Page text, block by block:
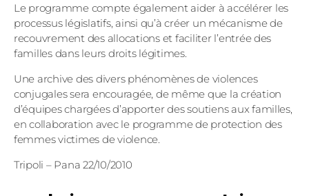
Le programme compte également aider à accélérer les
processus législatifs, ainsi qu’à créer un mécanisme de
recouvrement des allocations et faciliter l’entrée des
familles dans leurs droits légitimes.
Une archive des divers phénomènes de violences
conjugales sera encouragée, de même que la création
d’équipes chargées d’apporter des soutiens aux familles,
en collaboration avec le programme de protection des
femmes victimes de violence.
Tripoli – Pana 22/10/2010